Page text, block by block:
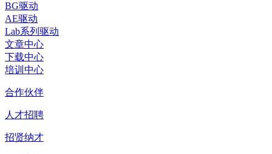
BG驱动
AE驱动
Lab系列驱动
文章中心
下载中心
培训中心
合作伙伴
人才招聘
招贤纳才